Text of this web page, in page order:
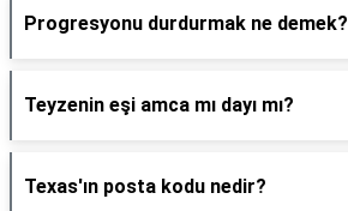
Progresyonu durdurmak ne demek?
Teyzenin eşi amca mı dayı mı?
Texas'ın posta kodu nedir?